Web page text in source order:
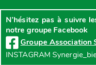
N’hésitez pas à suivre
notre groupe Facebook
Groupe Association
INSTAGRAM